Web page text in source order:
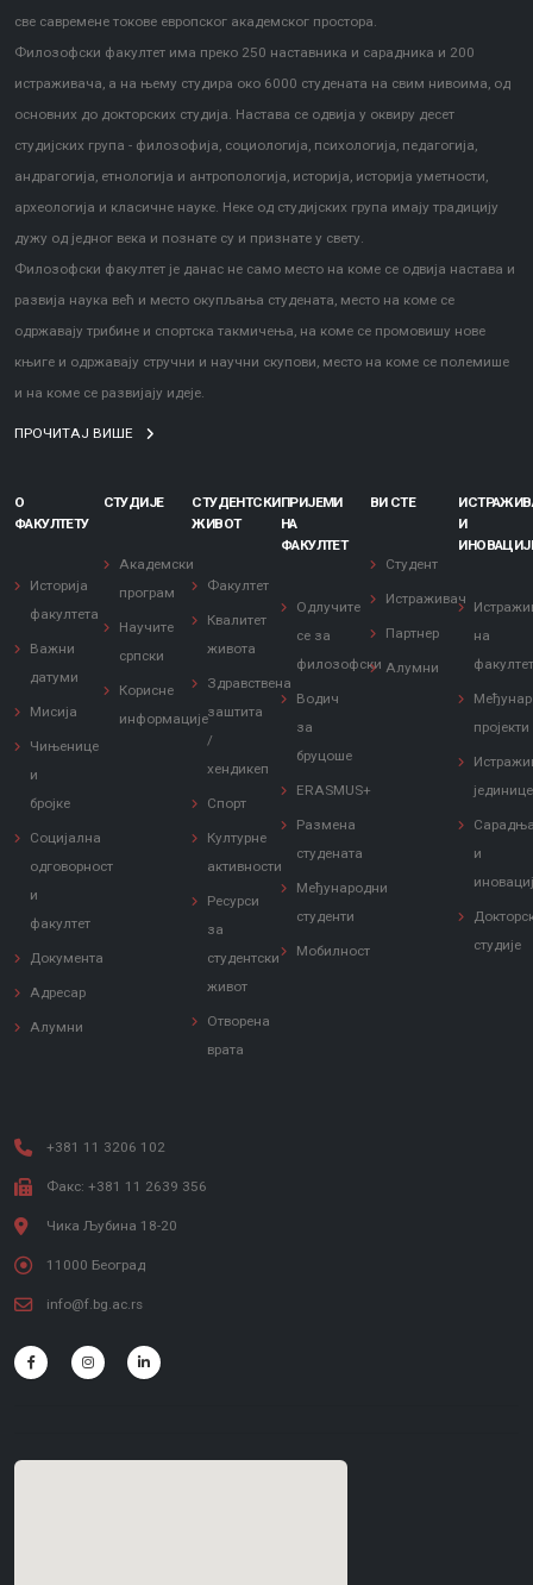
све савремене токове европског академског простора.
Филозофски факултет има преко 250 наставника и сарадника и 200
истраживача, а на њему студира око 6000 студената на свим нивоима, од
основних до докторских студија. Настава се одвија у оквиру десет
студијских група - филозофија, социологија, психологија, педагогија,
андрагогија, етнологија и антропологија, историја, историја уметности,
археологија и класичне науке. Неке од студијских група имају традицију
дужу од једног века и познате су и признате у свету.
Филозофски факултет је данас не само место на коме се одвија настава и
развија наука већ и место окупљања студената, место на коме се
одржавају трибине и спортска такмичења, на коме се промовишу нове
књиге и одржавају стручни и научни скупови, место на коме се полемише
и на коме се развијају идеје.
ПРОЧИТАЈ ВИШЕ
О
ФАКУЛТЕТУ
Историја
факултета
Важни
датуми
Мисија
Чињенице
и
бројке
Социјална
одговорност
и
факултет
Документа
Адресар
Алумни
СТУДИЈЕ
Академски
програм
Научите
српски
Корисне
информације
СТУДЕНТСКИ
ЖИВОТ
Факултет
Квалитет
живота
Здравствена
заштита
/
хендикеп
Спорт
Културне
активности
Ресурси
за
студентски
живот
Отворена
врата
ПРИЈЕМИ
НА
ФАКУЛТЕТ
Одлучите
се за
филозофски
Водич
за
бруцоше
ERASMUS+
Размена
студената
Међународни
студенти
Мобилност
ВИ СТЕ
Студент
Истраживач
Партнер
Алумни
И
на
пројекти
јединице
и
студије
+381 11 3206 102
Факс: +381 11 2639 356
Чика Љубина 18-20
11000 Београд
info@f.bg.ac.rs